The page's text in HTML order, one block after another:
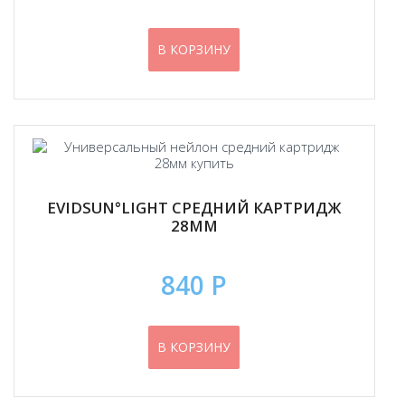
В КОРЗИНУ
EVIDSUN°LIGHT СРЕДНИЙ КАРТРИДЖ
28ММ
840 Р
В КОРЗИНУ